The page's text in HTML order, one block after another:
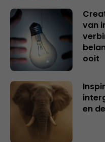
van
ooit
en